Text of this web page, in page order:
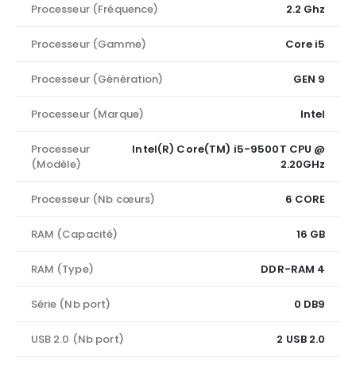
Processeur (Fréquence) 2.2 Ghz
Processeur (Gamme) Core i5
Processeur (Génération) GEN 9
Processeur (Marque) Intel
Processeur
(Modèle)
Intel(R) Core(TM) i5-9500T CPU @
2.20GHz
Processeur (Nb cœurs) 6 CORE
RAM (Capacité) 16 GB
RAM (Type) DDR-RAM 4
Série (Nb port) 0 DB9
USB 2.0 (Nb port) 2 USB 2.0